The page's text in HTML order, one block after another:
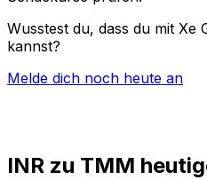
Wusstest du, dass du mit Xe
kannst?
Melde dich noch heute an
INR zu TMM